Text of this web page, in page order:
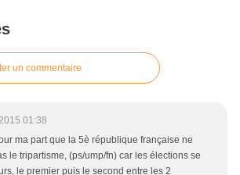
un commentaire
01:38
ma part que la 5è république française ne
le tripartisme, (ps/ump/fn) car les élections se
le premier puis le second entre les 2